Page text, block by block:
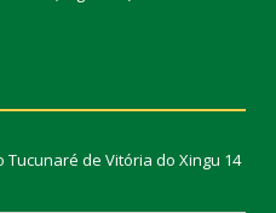
Tucunaré de Vitória do Xingu 14